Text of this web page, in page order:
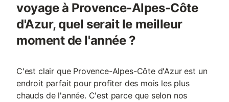
voyage à Provence-Alpes-Côte
d'Azur, quel serait le meilleur
moment de l'année ?
C'est clair que Provence-Alpes-Côte d'Azur est un
endroit parfait pour profiter des mois les plus
chauds de l'année. C'est parce que selon nos